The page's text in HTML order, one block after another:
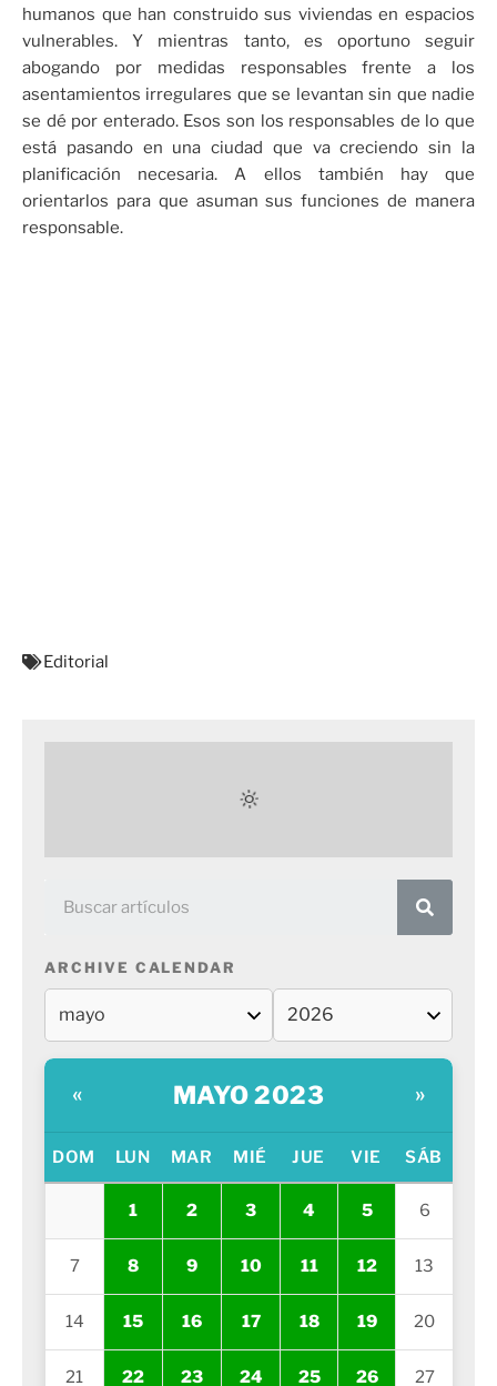
humanos que han construido sus viviendas en espacios
vulnerables. Y mientras tanto, es oportuno seguir
abogando por medidas responsables frente a los
asentamientos irregulares que se levantan sin que nadie
se dé por enterado. Esos son los responsables de lo que
está pasando en una ciudad que va creciendo sin la
planificación necesaria. A ellos también hay que
orientarlos para que asuman sus funciones de manera
responsable.
Editorial
ARCHIVE CALENDAR
« MAYO 2023 »
DOM LUN MAR MIÉ JUE VIE SÁB
1 2 3 4 5 6
7 8 9 10 11 12 13
14 15 16 17 18 19 20
21 22 23 24 25 26 27